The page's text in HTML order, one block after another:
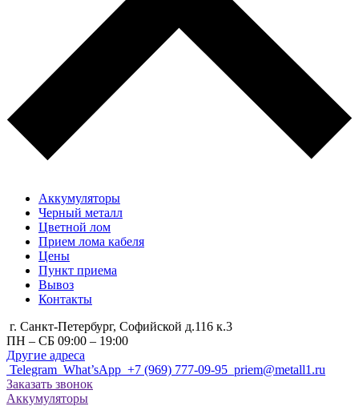
Аккумуляторы
Черный металл
Цветной лом
Прием лома кабеля
Цены
Пункт приема
Вывоз
Контакты
г. Санкт-Петербург, Cофийской д.116 к.3
ПН – СБ 09:00 – 19:00
Другие адреса
Telegram What’sApp +7 (969) 777-09-95 priem@metall1.ru
Заказать звонок
Аккумуляторы